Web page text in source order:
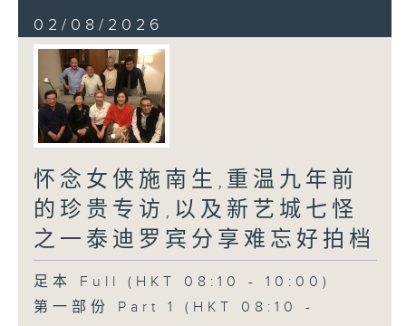
02/08/2026
怀念女侠施南生,重温九年前
的珍贵专访,以及新艺城七怪
之一泰迪罗宾分享难忘好拍档
足本 Full (HKT 08:10 - 10:00)
第一部份 Part 1 (HKT 08:10 -